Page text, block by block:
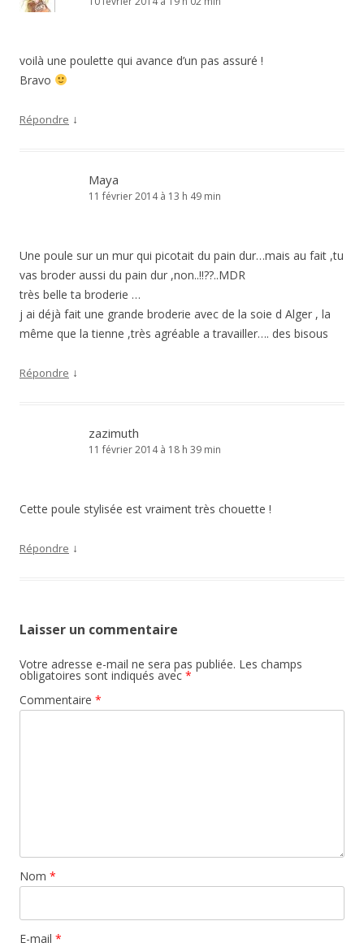
voilà une poulette qui avance d’un pas assuré !
Bravo
Répondre ↓
Maya
11 février 2014 à 13 h 49 min
Une poule sur un mur qui picotait du pain dur…mais au fait ,tu
vas broder aussi du pain dur ,non..!!??..MDR
très belle ta broderie …
j ai déjà fait une grande broderie avec de la soie d Alger , la
même que la tienne ,très agréable a travailler…. des bisous
Répondre ↓
zazimuth
11 février 2014 à 18 h 39 min
Cette poule stylisée est vraiment très chouette !
Répondre ↓
Laisser un commentaire
Votre adresse e-mail ne sera pas publiée. Les champs
obligatoires sont indiqués avec *
Commentaire *
Nom *
E-mail *